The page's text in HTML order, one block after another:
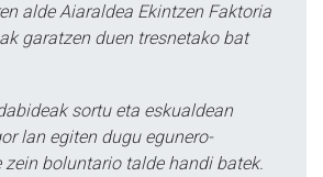
alde Aiaraldea Ekintzen Faktoria
garatzen duen tresnetako bat
sortu eta eskualdean
lan egiten dugu egunero-
zein boluntario talde handi batek.